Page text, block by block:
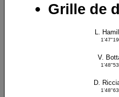
Grille de
L.
V.
D.